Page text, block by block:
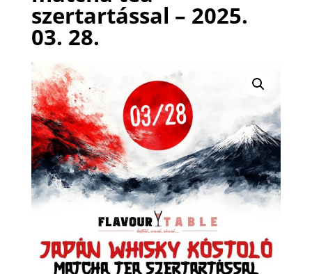
szertartással – 2025.
03. 28.